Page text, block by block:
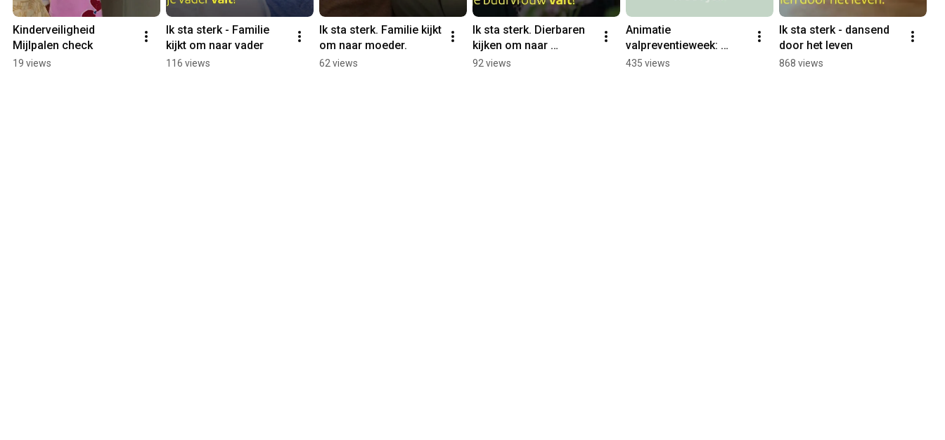
Kinderveiligheid
Mijlpalen check
19 views
Ik sta sterk - Familie
kijkt om naar vader
116 views
Ik sta sterk. Familie kijkt
om naar moeder.
62 views
Ik sta sterk. Dierbaren
kijken om naar
buurvrouw
92 views
Animatie
valpreventieweek:
stimuleer 65+érs om
435 views
Ik sta sterk - dansend
door het leven
868 views